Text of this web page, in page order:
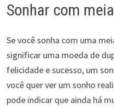
Sonhar com
Se você sonha com uma
significar uma moeda de
felicidade e sucesso, um
você quer ver um sonho
pode indicar que ainda há